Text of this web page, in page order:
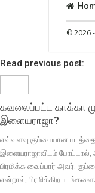
© 2026
Read previous post:
கவலைப்பட்ட காக்கா
இளையராஜா?
எவ்வளவு குப்பையான
இளையராஜாவிடம்
பிரமிக்க வைப்பார் அவர்.
என்றால், பிரமிக்கிற